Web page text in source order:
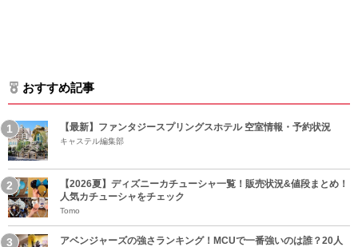
おすすめ記事
【最新】ファンタジースプリングスホテル 空室情報・予約状況
キャステル編集部
【2026夏】ディズニーカチューシャ一覧！販売状況&値段まとめ！
人気カチューシャをチェック
Tomo
アベンジャーズの強さランキング！MCUで一番強いのは誰？20人